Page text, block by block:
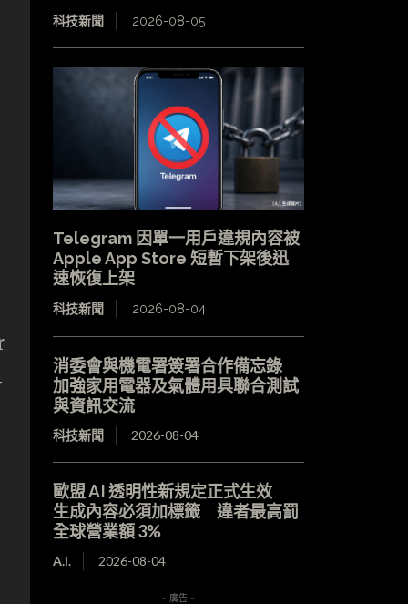
科技新聞 2026-08-05
Telegram 因單一用戶違規內容被
Apple App Store 短暫下架後迅
速恢復上架
科技新聞 2026-08-04
消委會與機電署簽署合作備忘錄
加強家用電器及氣體用具聯合測試
與資訊交流
科技新聞 2026-08-04
歐盟 AI 透明性新規定正式生效
生成內容必須加標籤 違者最高罰
全球營業額 3%
A.I. 2026-08-04
- 廣告 -